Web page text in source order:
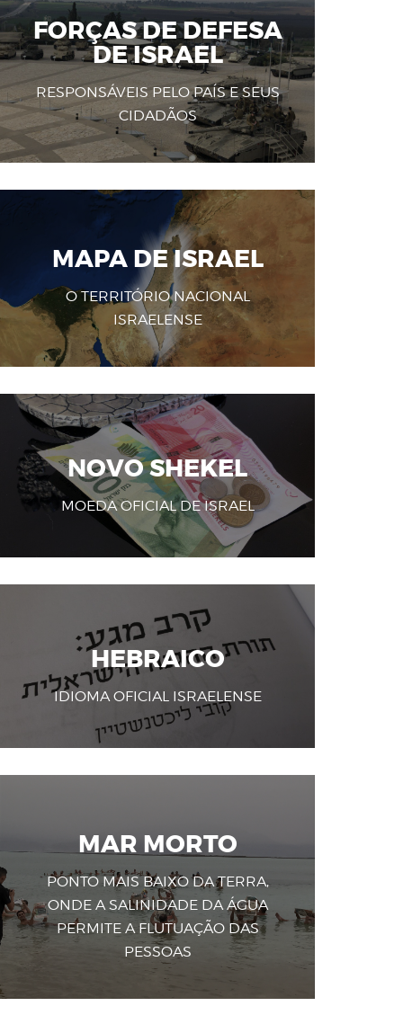
FORÇAS DE DEFESA
DE ISRAEL
RESPONSÁVEIS PELO PAÍS E SEUS
CIDADÃOS
MAPA DE ISRAEL
O TERRITÓRIO NACIONAL
ISRAELENSE
NOVO SHEKEL
MOEDA OFICIAL DE ISRAEL
HEBRAICO
IDIOMA OFICIAL ISRAELENSE
MAR MORTO
PONTO MAIS BAIXO DA TERRA,
ONDE A SALINIDADE DA ÁGUA
PERMITE A FLUTUAÇÃO DAS
PESSOAS